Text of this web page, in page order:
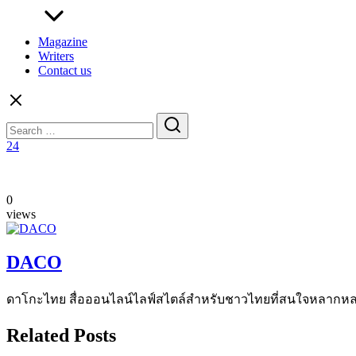
Magazine
Writers
Contact us
for:
24
0
views
DACO
ดาโกะไทย สื่อออนไลน์ไลฟ์สไตล์สำหรับชาวไทยที่สนใจหลากห
Related Posts